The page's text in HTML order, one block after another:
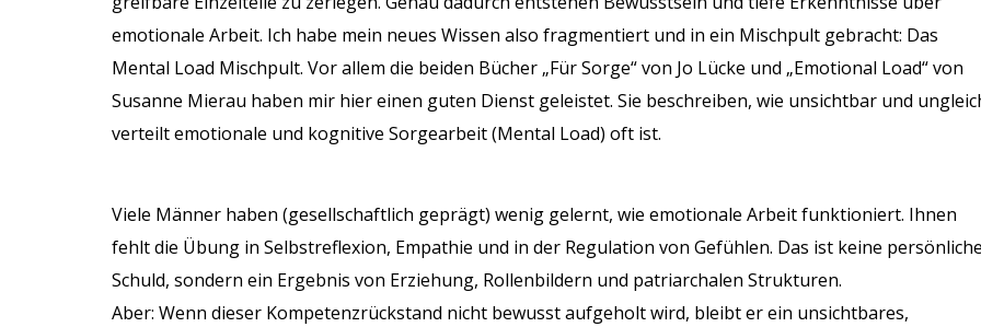
emotionale Arbeit. Ich habe mein neues Wissen also fragmentiert und in ein Mischpult gebracht: Das
Mental Load Mischpult. Vor allem die beiden Bücher „Für Sorge“ von Jo Lücke und „Emotional Load“ von
Susanne Mierau haben mir hier einen guten Dienst geleistet. Sie beschreiben, wie unsichtbar und
verteilt emotionale und kognitive Sorgearbeit (Mental Load) oft ist.
Viele Männer haben (gesellschaftlich geprägt) wenig gelernt, wie emotionale Arbeit funktioniert. Ihnen
fehlt die Übung in Selbstreflexion, Empathie und in der Regulation von Gefühlen. Das ist keine persönliche
Schuld, sondern ein Ergebnis von Erziehung, Rollenbildern und patriarchalen Strukturen.
Aber: Wenn dieser Kompetenzrückstand nicht bewusst aufgeholt wird, bleibt er ein unsichtbares,